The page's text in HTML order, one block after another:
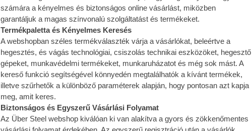
számára a kényelmes és biztonságos online vásárlást, miközben
garantáljuk a magas színvonalú szolgáltatást és termékeket.
Termékpaletta és Kényelmes Keresés
A webshopban széles termékválaszték várja a vásárlókat, beleértve a
hegesztés, és vágás technológiai, csiszolás technikai eszközöket, hegesztő
gépeket, munkavédelmi termékeket, munkaruházatot és még sok mást. A
kereső funkció segítségével könnyedén megtalálhatók a kívánt termékek,
illetve szűrhetők a különböző paraméterek alapján, hogy pontosan azt kapja
meg, amit keres.
Biztonságos és Egyszerű Vásárlási Folyamat
Az Über Steel webshop kiválóan ki van alakítva a gyors és zökkenőmentes